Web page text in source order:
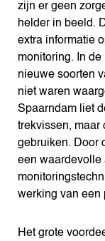
zijn er geen
helder in beeld.
extra informatie
monitoring. In
nieuwe soorten
niet waren
Spaarndam liet
trekvissen, maar
gebruiken. Door
een waardevolle
werking van een
Het grote